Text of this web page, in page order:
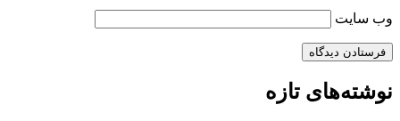
وب‌ سایت
نوشته‌های تازه